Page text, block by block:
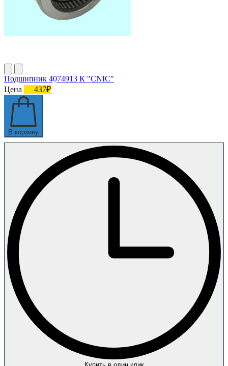
Подшипник 4074913 К "СNIC"
Цена
437₽
В корзину